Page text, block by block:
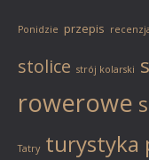
Ponidzie przepis
stolice strój kolarski
rowerowe
Tatry turystyka